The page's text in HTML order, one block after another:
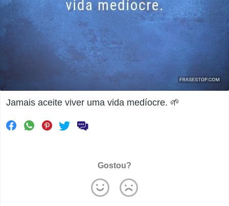
Jamais aceite viver uma vida medíocre. 🌱
Gostou?